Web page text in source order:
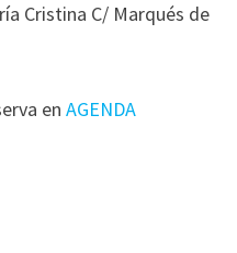
Cristina C/ Marqués de
enAGENDA